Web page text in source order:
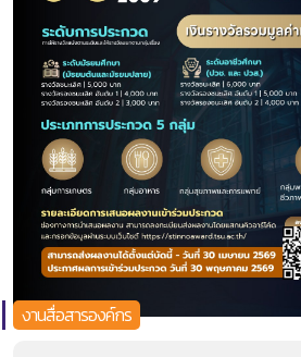
งานสื่อสารองค์กร